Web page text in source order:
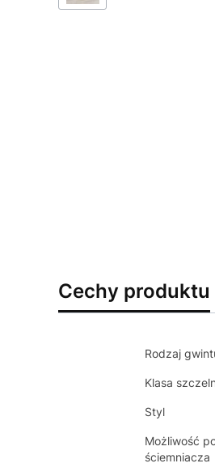
Cechy produktu
Rodzaj
Klasa
Styl
Możliwość
ściemniacza